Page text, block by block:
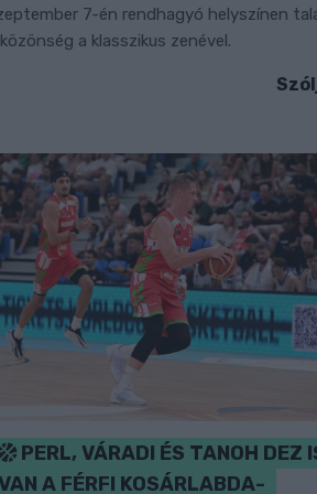
7-én rendhagyó helyszínen
a klasszikus zenével.
PERL, VÁRADI ÉS TANOH DEZ
A FÉRFI KOSÁRLABDA-